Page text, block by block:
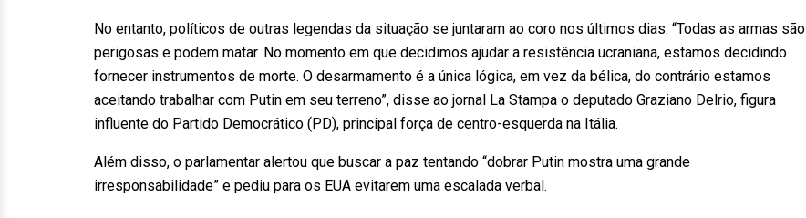
No entanto, políticos de outras legendas da situação se juntaram ao coro nos últimos dias. “Todas as armas são
perigosas e podem matar. No momento em que decidimos ajudar a resistência ucraniana, estamos decidindo
fornecer instrumentos de morte. O desarmamento é a única lógica, em vez da bélica, do contrário estamos
aceitando trabalhar com Putin em seu terreno”, disse ao jornal La Stampa o deputado Graziano Delrio, figura
influente do Partido Democrático (PD), principal força de centro-esquerda na Itália.
Além disso, o parlamentar alertou que buscar a paz tentando “dobrar Putin mostra uma grande
irresponsabilidade” e pediu para os EUA evitarem uma escalada verbal.